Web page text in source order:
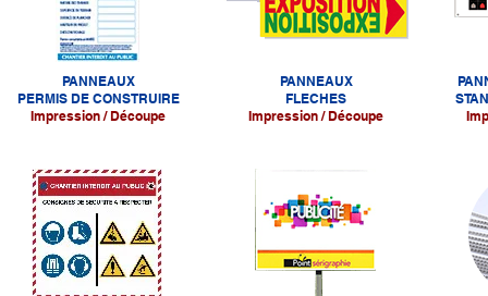
PANNEAUX
PERMIS DE CONSTRUIRE
Impression / Découpe
PANNEAUX
FLECHES
Impression / Découpe